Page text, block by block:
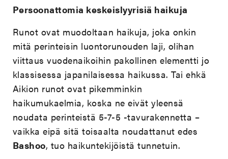
Persoonattomia keskeislyyrisiä haikuja
Runot ovat muodoltaan haikuja, joka onkin
mitä perinteisin luontorunouden laji, olihan
viittaus vuodenaikoihin pakollinen elementti jo
klassisessa japanilaisessa haikussa. Tai ehkä
Aikion runot ovat pikemminkin
haikumukaelmia, koska ne eivät yleensä
noudata perinteistä 5-7-5 -tavurakennetta –
vaikka eipä sitä toisaalta noudattanut edes
Bashoo, tuo haikuntekijöistä tunnetuin.